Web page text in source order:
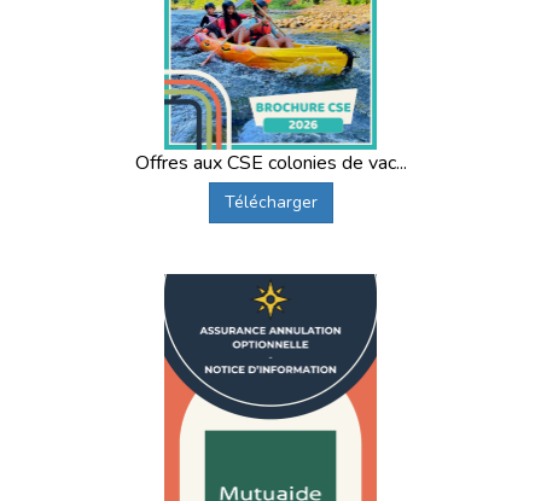
Offres aux CSE colonies de vac...
Télécharger